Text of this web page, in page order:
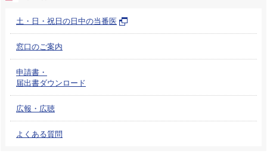
土・日・祝日の日中の当番医
窓口のご案内
申請書・
届出書ダウンロード
広報・広聴
よくある質問